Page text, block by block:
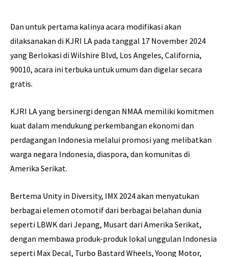
Dan untuk pertama kalinya acara modifikasi akan
dilaksanakan di KJRI LA pada tanggal 17 November 2024
yang Berlokasi di Wilshire Blvd, Los Angeles, California,
90010, acara ini terbuka untuk umum dan digelar secara
gratis.
KJRI LA yang bersinergi dengan NMAA memiliki komitmen
kuat dalam mendukung perkembangan ekonomi dan
perdagangan Indonesia melalui promosi yang melibatkan
warga negara Indonesia, diaspora, dan komunitas di
Amerika Serikat.
Bertema Unity in Diversity, IMX 2024 akan menyatukan
berbagai elemen otomotif dari berbagai belahan dunia
seperti LBWK dari Jepang, Musart dari Amerika Serikat,
dengan membawa produk-produk lokal unggulan Indonesia
seperti Max Decal, Turbo Bastard Wheels, Yoong Motor,